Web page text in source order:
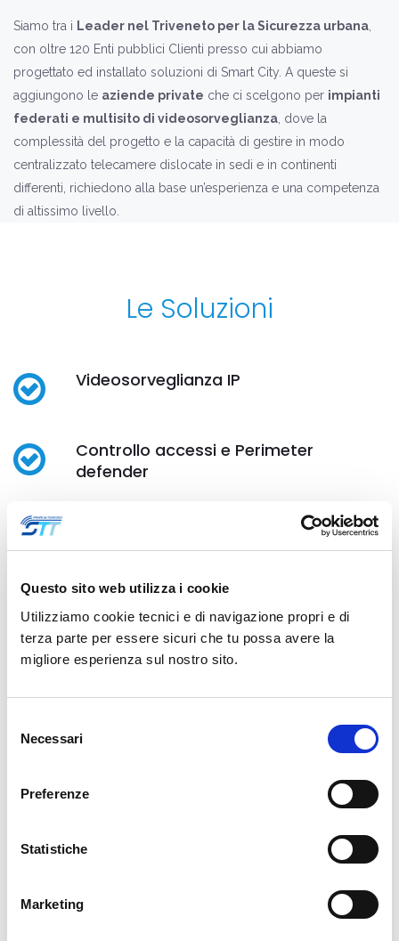
Questo sito web utilizza i cookie
Utilizziamo cookie tecnici e di navigazione propri e di
terza parte per essere sicuri che tu possa avere la
migliore esperienza sul nostro sito.
delNecessari
Preferenze
Statistiche
Marketing
Siamo tra i Leader nel Triveneto per la Sicurezza urbana
con oltre 120 Enti pubblici Clienti presso cui abbiamo
progettato ed installato soluzioni di Smart City. A queste si
aggiungono le aziende private che ci scelgono per impianti
federati e multisito di videosorveglianza , dove la
complessità del progetto e la capacità di gestire in modo
centralizzato telecamere dislocate in sedi e in continenti
differenti, richiedono alla base un’esperienza e una competenza
di altissimo livello.
Le Soluzioni
Videosorveglianza IP
Controllo accessi e Perimeter
defender
Gestione evoluta del traffico e
monitoraggio del territorio
Control Room
Intelligenza Artificale (AI)